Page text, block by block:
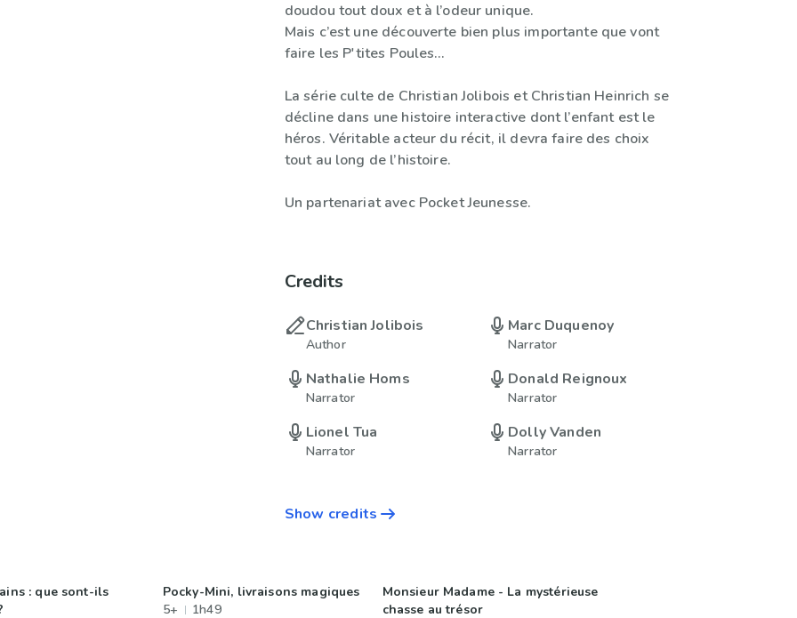
doudou tout doux et à l’odeur unique.
Mais c’est une découverte bien plus importante que vont
faire les P'tites Poules…
La série culte de Christian Jolibois et Christian Heinrich se
décline dans une histoire interactive dont l’enfant est le
héros. Véritable acteur du récit, il devra faire des choix
tout au long de l’histoire.
Un partenariat avec Pocket Jeunesse.
Credits
Christian Jolibois
Author
Marc Duquenoy
Narrator
Nathalie Homs
Narrator
Donald Reignoux
Narrator
Lionel Tua
Narrator
Dolly Vanden
Narrator
Show credits
: que sont-ils
Pocky-Mini, livraisons magiques
5+
1h49
Monsieur Madame - La mystérieuse
chasse au trésor